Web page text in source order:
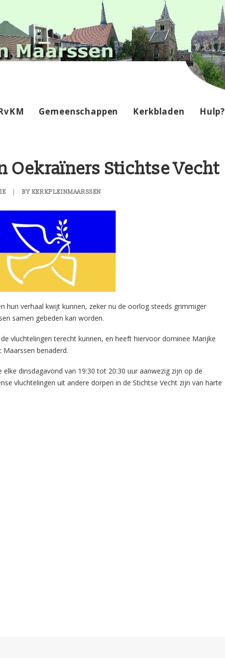
Gemeenschappen Kerkbladen Hulp?
Oekraïners Stichtse Vecht
BY KERKPLEINMAARSSEN
hun verhaal kwijt kunnen, zeker nu de oorlog steeds grimmiger
samen gebeden kan worden.
vluchtelingen terecht kunnen, en heeft hiervoor dominee Marijke
benaderd.
dinsdagavond van 19:30 tot 20:30 uur aanwezig zijn op de
vluchtelingen uit andere dorpen in de Stichtse Vecht zijn van harte